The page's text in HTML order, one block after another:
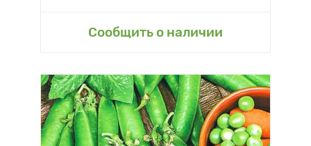
Сообщить о наличии